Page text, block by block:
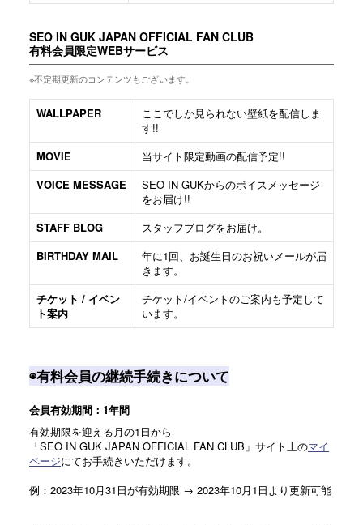
SEO IN GUK JAPAN OFFICIAL FAN CLUB
有料会員限定WEBサービス
※不定期更新のコンテンツもございます。
WALLPAPER
ここでしか見られない壁紙を配信しま
す!!
MOVIE
当サイト限定動画の配信予定!!
VOICE MESSAGE
SEO IN GUKからのボイスメッセージ
をお届け!!
STAFF BLOG
スタッフブログをお届け。
BIRTHDAY MAIL
年に1回、お誕生日のお祝いメールが届
きます。
チケット / イベン
ト案内
チケット/イベントのご案内も予定して
います。
◉有料会員の継続手続きについて
会員有効期間：1年間
有効期限を迎える月の1日から
「SEO IN GUK JAPAN OFFICIAL FAN CLUB」サイト上のマイ
ページにてお手続きいただけます。
例：2023年10月31日が有効期限 → 2023年10月1日より更新可能